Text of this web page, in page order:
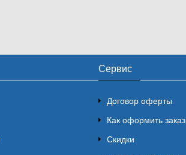
Сервис
Договор оферты
Как оформить заказ
Скидки